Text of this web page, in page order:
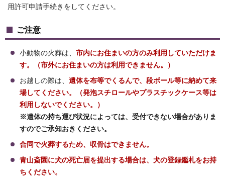
用許可申請手続きをしてください。
ご注意
小動物の火葬は、 市内にお住まいの方のみ利用していただけま
す。（市外にお住まいの方は利用できません。）
お越しの際は、 遺体を布等でくるんで、 段ボール等に納めて来
場してください。
（発泡スチロールやプラスチックケース等は
利用しないでください。）
※遺体の持ち運び状況によっては、受付できない場合がありま
すのでご承知おきください。
合同で火葬するため、収骨はできません。
青山斎園に犬の死亡届を提出する場合は、 犬の登録鑑札をお持
ちください。